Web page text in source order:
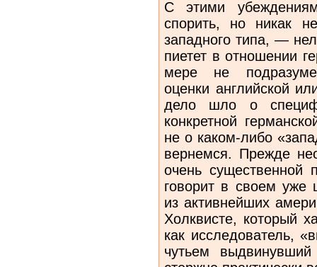
С этими
спорить, но никак
западного типа, —
пиетет в отношении
мере не
оценки английской
дело шло о
конкретной
не о каком-либо
вернемся. Прежде
очень
говорит в своем уже
из активнейших
Холквисте, который
как исследователь,
чутьем